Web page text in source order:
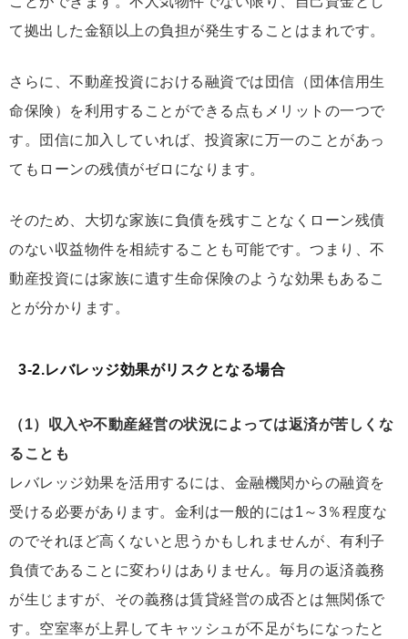
て拠出した金額以上の負担が発生することはまれです。
さらに、不動産投資における融資では団信（団体信用生
命保険）を利用することができる点もメリットの一つで
す。団信に加入していれば、投資家に万一のことがあっ
てもローンの残債がゼロになります。
そのため、 大切な家族に負債を残すことなくローン残債
のない収益物件を相続することも可能です。つまり、不
動産投資には家族に遺す生命保険のような効果もあるこ
とが分かります。
3-2.レバレッジ効果がリスクとなる場合
（1）収入や不動産経営の状況によっては返済が苦しくな
ることも
レバレッジ効果を活用するには、金融機関からの融資を
受ける必要があります。金利は一般的には1～3％程度な
のでそれほど高くないと思うかもしれませんが、有利子
負債であることに変わりはありません。毎月の返済義務
が生じますが、その義務は賃貸経営の成否とは無関係で
す。 空室率が上昇してキャッシュが不足がちになったと